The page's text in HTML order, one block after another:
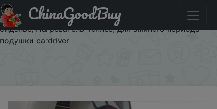
Купити по знижці chinagoodbuy100jan Лобового стекла
с подогревом 12V Чехол подушки сиденья автомобиля
сиденье, Нагреватель Теплее, для зимнего периода
подушки cardriver
ChinaGoodBuy